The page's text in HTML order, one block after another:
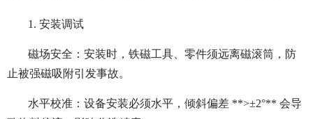
1. 安装调试
磁场安全：安装时，铁磁工具、零件须远离磁滚筒，防
止被强磁吸附引发事故。
水平校准：设备安装必须水平，倾斜偏差 **>±2°** 会导